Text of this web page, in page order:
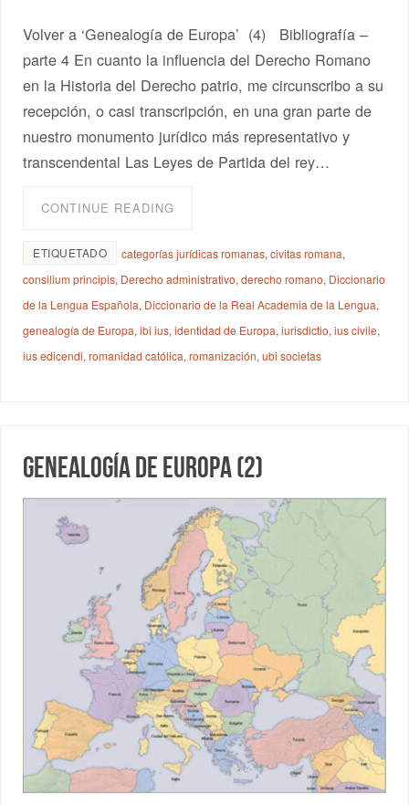
Volver a ‘Genealogía de Europa’ (4) Bibliografía –
parte 4 En cuanto la influencia del Derecho Romano
en la Historia del Derecho patrio, me circunscribo a su
recepción, o casi transcripción, en una gran parte de
nuestro monumento jurídico más representativo y
transcendental Las Leyes de Partida del rey…
CONTINUE READING
ETIQUETADO categorías jurídicas romanas,civitas romana,
consilium principis, Derecho administrativo,derecho romano, Diccionario
de la Lengua Española, Diccionario de la Real Academia de la Lengua,
genealogía de Europa,ibi ius,identidad de Europa,iurisdictio,ius civile,
ius edicendi,romanidad católica,romanización,ubi societas
Genealogía de Europa (2)